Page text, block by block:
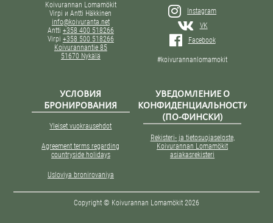
Koivurannan Lomamökit
Virpi и Antti Häkkinen
info@koivuranta.net
Antti +358 400 518266
Virpi +358 500 518266
Koivurannantie 85
51670 Nykälä
Instagram
VK
Facebook
#koivurannanlomamokit
УСЛОВИЯ
БРОНИРОВАНИЯ
Yleiset vuokrausehdot
Agreement terms regarding
countryside holidays
Usloviya bronirovaniya
УВЕДОМЛЕНИЕ О
КОНФИДЕНЦИАЛЬНОСТИ
(ПО-ФИНСКИ)
Rekisteri- ja tietosuojaseloste,
Koivurannan Lomamökit
asiakasrekisteri
Copyright © Koivurannan Lomamökit 2026